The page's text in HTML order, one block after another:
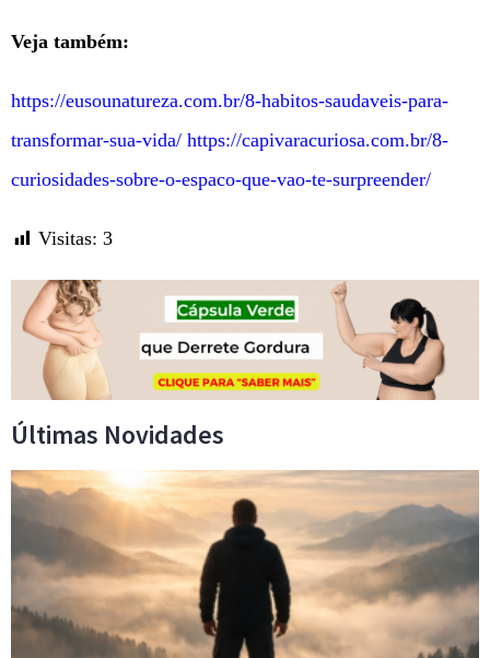
Veja também:
https://eusounatureza.com.br/8-habitos-saudaveis-para-
transformar-sua-vida/ https://capivaracuriosa.com.br/8-
curiosidades-sobre-o-espaco-que-vao-te-surpreender/
Visitas: 3
Últimas Novidades